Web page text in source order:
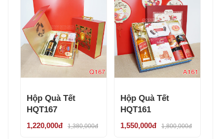
Hộp Quà Tết
HQT167
1,220,000đ 1,380,000đ
Hộp Quà Tết
HQT161
1,550,000đ 1,800,000đ